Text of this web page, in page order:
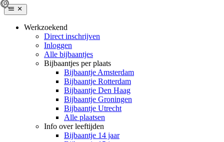
Werkzoekend
Direct inschrijven
Inloggen
Alle bijbaantjes
Bijbaantjes per plaats
Bijbaantje Amsterdam
Bijbaantje Rotterdam
Bijbaantje Den Haag
Bijbaantje Groningen
Bijbaantje Utrecht
Alle plaatsen
Info over leeftijden
Bijbaantje 14 jaar